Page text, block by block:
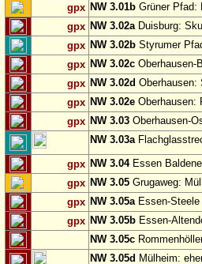
gpx NW 3.01b Grüner Pfad:
gpx NW 3.02aDuisburg:
gpx NW 3.02b Styrumer
gpx NW 3.02c Oberhausen-
gpx NW 3.02d Oberhausen:
gpx NW 3.02e Oberhausen:
gpx NW 3.03 Oberhausen-
NW 3.03a
gpx NW 3.04Essen
gpx NW 3.05 Grugaweg:
gpx NW 3.05aEssen-Steele
gpx NW 3.05b Essen-
NW 3.05c
NW 3.05d Mülheim: